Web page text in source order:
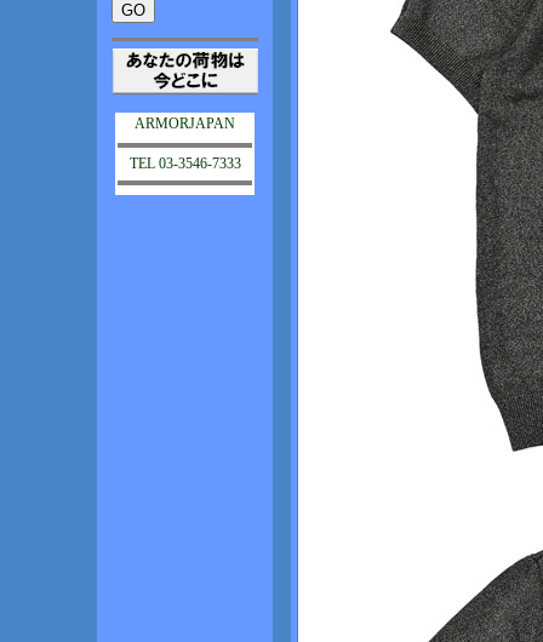
ARMORJAPAN
TEL 03-3546-7333